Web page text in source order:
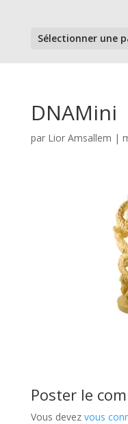
Sélectionner une
DNAMini
par Lior Amsallem |
Poster le
Vous devez vous